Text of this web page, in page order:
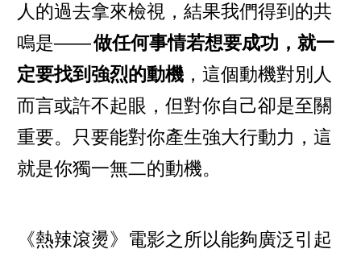
人的過去拿來檢視，結果我們得到的共
鳴是——做任何事情若想要成功，就一
定要找到強烈的動機 ，這個動機對別人
而言或許不起眼，但對你自己卻是至關
重要。只要能對你產生強大行動力，這
就是你獨一無二的動機。
《熱辣滾燙》電影之所以能夠廣泛引起